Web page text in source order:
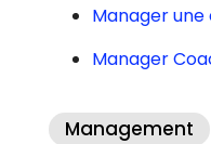
Manager
Manager
Management